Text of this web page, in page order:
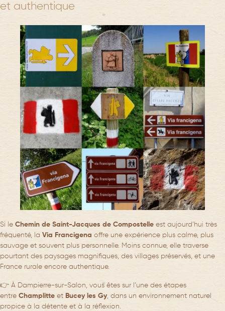
et authentique
Si le Chemin de Saint-Jacques de Compostelle est aujourd’hui très
fréquenté, la Via Francigena offre une expérience plus calme, plus
sauvage et souvent plus personnelle. Moins connue, elle traverse
pourtant des paysages magnifiques, des villages préservés, et une
France rurale encore authentique.
👉 À Dampierre-sur-Salon, vous êtes sur l’une des étapes
entre Champlitte et Bucey les Gy, dans un environnement naturel
propice à la détente et à la réflexion.